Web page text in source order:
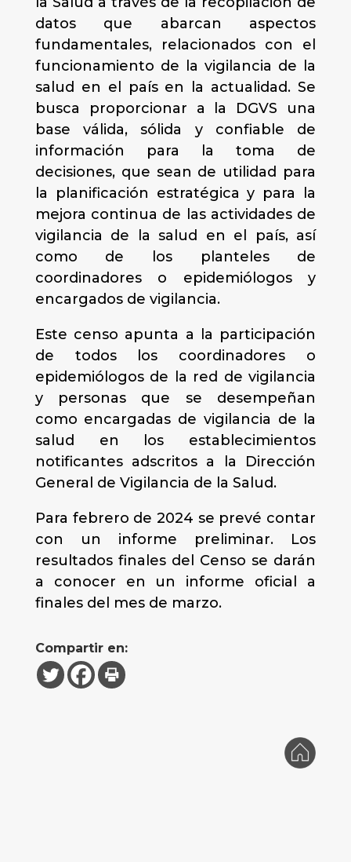
datos que abarcan aspectos
fundamentales, relacionados con el
funcionamiento de la vigilancia de la
salud en el país en la actualidad. Se
busca proporcionar a la DGVS una
base válida, sólida y confiable de
información para la toma de
decisiones, que sean de utilidad para
la planificación estratégica y para la
mejora continua de las actividades de
vigilancia de la salud en el país, así
como de los planteles de
coordinadores o epidemiólogos y
encargados de vigilancia.
Este censo apunta a la participación
de todos los coordinadores o
epidemiólogos de la red de vigilancia
y personas que se desempeñan
como encargadas de vigilancia de la
salud en los establecimientos
notificantes adscritos a la Dirección
General de Vigilancia de la Salud.
Para febrero de 2024 se prevé contar
con un informe preliminar. Los
resultados finales del Censo se darán
a conocer en un informe oficial a
finales del mes de marzo.
Compartir en: